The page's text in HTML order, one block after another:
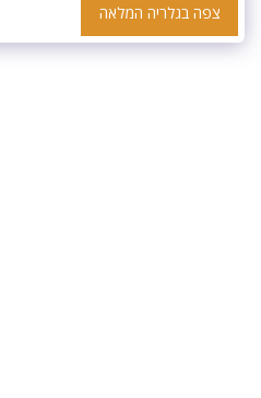
צפה בגלריה המלאה